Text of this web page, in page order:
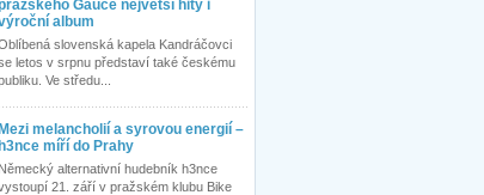
Gauče největší hity i
album
slovenská kapela Kandráčovci
letos v srpnu představí také českému
Ve středu...
Mezi melancholií a syrovou energií –
h3nce míří do Prahy
Německý alternativní hudebník h3nce
21. září v pražském klubu Bike